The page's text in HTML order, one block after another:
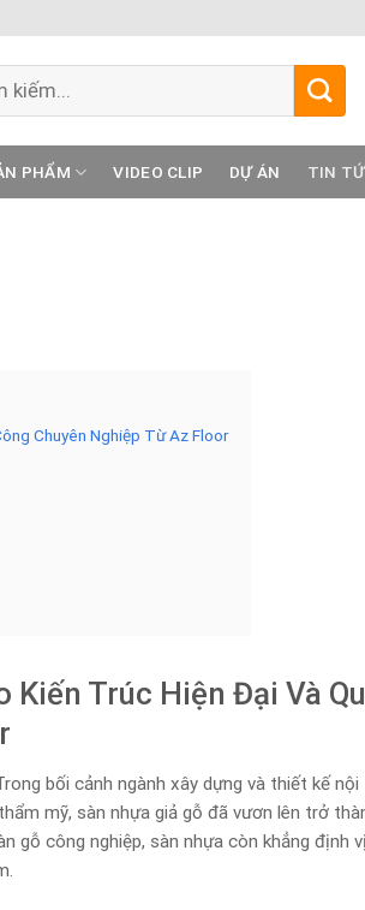
PHẨM VIDEO CLIP DỰ ÁN TIN
Chuyên Nghiệp Từ Az Floor
Kiến Trúc Hiện Đại Và
bối cảnh ngành xây dựng và thiết kế
mỹ, sàn nhựa giả gỗ đã vươn lên trở
gỗ công nghiệp, sàn nhựa còn khẳng định